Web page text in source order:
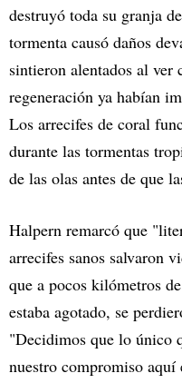
destruyó toda su granja
tormenta causó daños
sintieron alentados al ver
regeneración ya habían
Los arrecifes de coral
durante las tormentas
de las olas antes de que
Halpern remarcó que
arrecifes sanos salvaron
que a pocos kilómetros
estaba agotado, se
"Decidimos que lo único
nuestro compromiso